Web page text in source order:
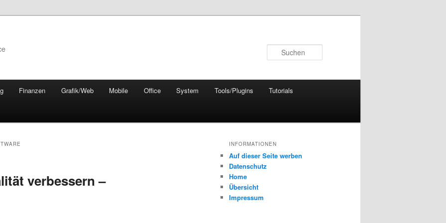
Finanzen Grafik/Web Mobile Office System Tools/Plugins Tutorials
verbessern –
INFORMATIONEN
Auf dieser Seite werben
Datenschutz
Home
Übersicht
Impressum